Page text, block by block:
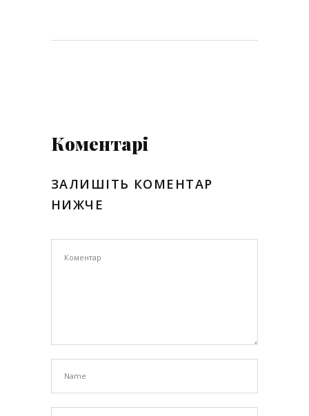
Коментарі
ЗАЛИШІТЬ КОМЕНТАР
НИЖЧЕ